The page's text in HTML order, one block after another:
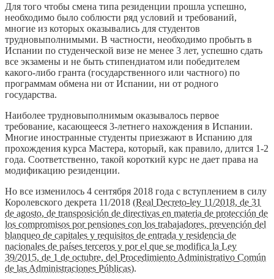
Для того чтобы смена типа резиденции прошла успешно,
необходимо было соблюсти ряд условий и требований,
многие из которых оказывались для студентов
трудновыполнимыми. В частности, необходимо пробыть в
Испании по студенческой визе не менее 3 лет, успешно сдать
все экзамены и не быть стипендиатом или победителем
какого-либо гранта (государственного или частного) по
программам обмена ни от Испании, ни от родного
государства.
Наиболее трудновыполнимым оказывалось первое
требование, касающееся 3-летнего нахождения в Испании.
Многие иностранные студенты приезжают в Испанию для
прохождения курса Мастера, который, как правило, длится 1-2
года. Соответственно, такой короткий курс не дает права на
модификацию резиденции.
Но все изменилось 4 сентября 2018 года с вступлением в силу
Королевского декрета 11/2018 (Real Decreto-ley 11/2018, de 31
de agosto, de transposición de directivas en materia de protección de
los compromisos por pensiones con los trabajadores, prevención del
blanqueo de capitales y requisitos de entrada y residencia de
nacionales de países terceros y por el que se modifica la Ley
39/2015, de 1 de octubre, del Procedimiento Administrativo Común
de las Administraciones Públicas).